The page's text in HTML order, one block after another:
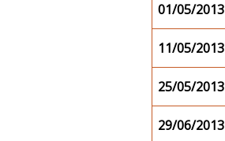
01/05/2013
11/05/2013
25/05/2013
29/06/2013